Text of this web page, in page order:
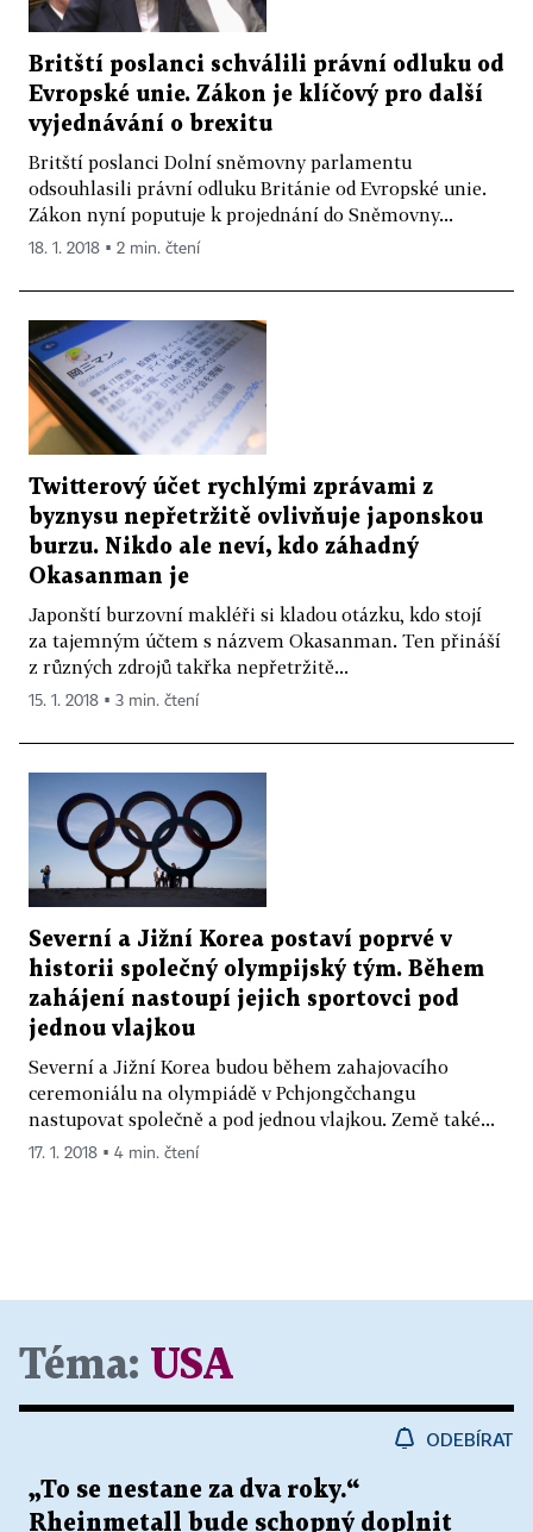
Britští poslanci schválili právní odluku od
Evropské unie. Zákon je klíčový pro další
vyjednávání o brexitu
Britští poslanci Dolní sněmovny parlamentu
odsouhlasili právní odluku Británie od Evropské unie.
Zákon nyní poputuje k projednání do Sněmovny...
18. 1. 2018 ▪ 2 min. čtení
Twitterový účet rychlými zprávami z
byznysu nepřetržitě ovlivňuje japonskou
burzu. Nikdo ale neví, kdo záhadný
Okasanman je
Japonští burzovní makléři si kladou otázku, kdo stojí
za tajemným účtem s názvem Okasanman. Ten přináší
z různých zdrojů takřka nepřetržitě...
15. 1. 2018 ▪ 3 min. čtení
Severní a Jižní Korea postaví poprvé v
historii společný olympijský tým. Během
zahájení nastoupí jejich sportovci pod
jednou vlajkou
Severní a Jižní Korea budou během zahajovacího
ceremoniálu na olympiádě v Pchjongčchangu
nastupovat společně a pod jednou vlajkou. Země také...
17. 1. 2018 ▪ 4 min. čtení
Téma: USA
ODEBÍRAT
„To se nestane za dva roky.“
Rheinmetall bude schopný doplnit